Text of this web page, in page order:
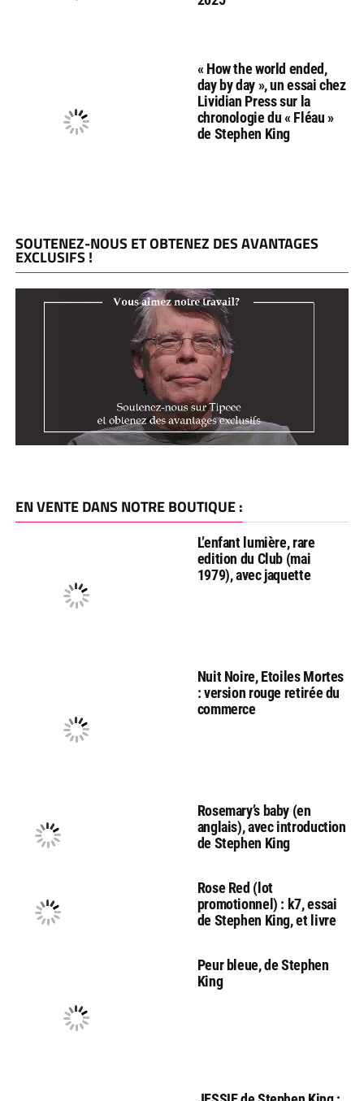
« How the world ended,
day by day », un essai chez
Lividian Press sur la
chronologie du « Fléau »
de Stephen King
SOUTENEZ-NOUS ET OBTENEZ DES AVANTAGES
EXCLUSIFS !
EN VENTE DANS NOTRE BOUTIQUE :
L’enfant lumière, rare
edition du Club (mai
1979), avec jaquette
Nuit Noire, Etoiles Mortes
: version rouge retirée du
commerce
Rosemary’s baby (en
anglais), avec introduction
de Stephen King
Rose Red (lot
promotionnel) : k7, essai
de Stephen King, et livre
Peur bleue, de Stephen
King